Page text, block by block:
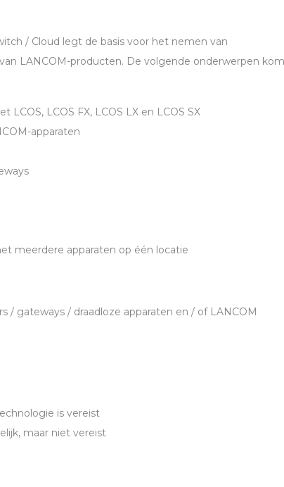
/ Cloud legt de basis voor het nemen van
LANCOM-producten. De volgende onderwerpen
LCOS, LCOS FX, LCOS LX en LCOS SX
-apparaten
meerdere apparaten op één locatie
/ gateways / draadloze apparaten en / of LANCOM
is vereist
maar niet vereist